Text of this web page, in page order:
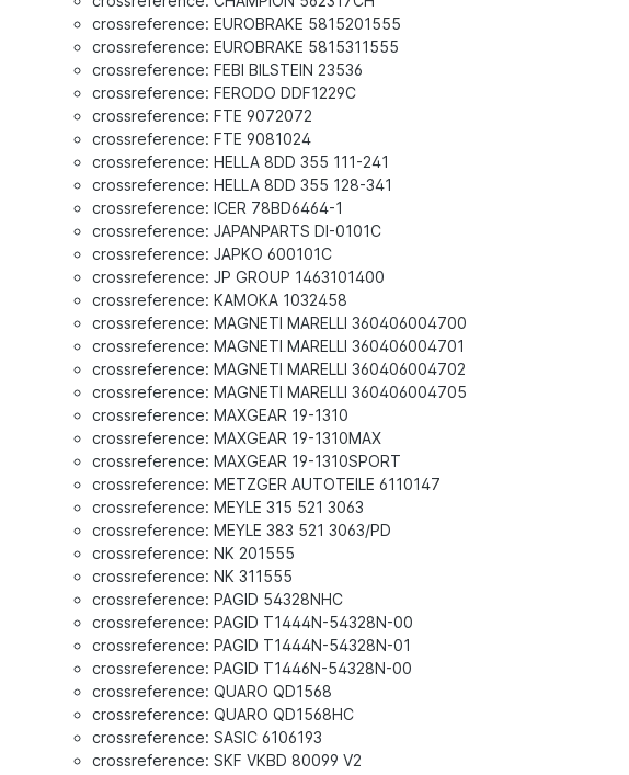
crossreference: EUROBRAKE 5815201555
crossreference: EUROBRAKE 5815311555
crossreference: FEBI BILSTEIN 23536
crossreference: FERODO DDF1229C
crossreference: FTE 9072072
crossreference: FTE 9081024
crossreference: HELLA 8DD 355 111-241
crossreference: HELLA 8DD 355 128-341
crossreference: ICER 78BD6464-1
crossreference: JAPANPARTS DI-0101C
crossreference: JAPKO 600101C
crossreference: JP GROUP 1463101400
crossreference: KAMOKA 1032458
crossreference: MAGNETI MARELLI 360406004700
crossreference: MAGNETI MARELLI 360406004701
crossreference: MAGNETI MARELLI 360406004702
crossreference: MAGNETI MARELLI 360406004705
crossreference: MAXGEAR 19-1310
crossreference: MAXGEAR 19-1310MAX
crossreference: MAXGEAR 19-1310SPORT
crossreference: METZGER AUTOTEILE 6110147
crossreference: MEYLE 315 521 3063
crossreference: MEYLE 383 521 3063/PD
crossreference: NK 201555
crossreference: NK 311555
crossreference: PAGID 54328NHC
crossreference: PAGID T1444N-54328N-00
crossreference: PAGID T1444N-54328N-01
crossreference: PAGID T1446N-54328N-00
crossreference: QUARO QD1568
crossreference: QUARO QD1568HC
crossreference: SASIC 6106193
crossreference: SKF VKBD 80099 V2